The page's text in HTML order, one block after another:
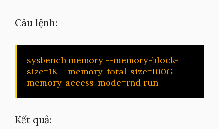
Câu lệnh:
sysbench memory --memory-block-
size=1K --memory-total-size=100G --
memory-access-mode=rnd run
Kết quả: